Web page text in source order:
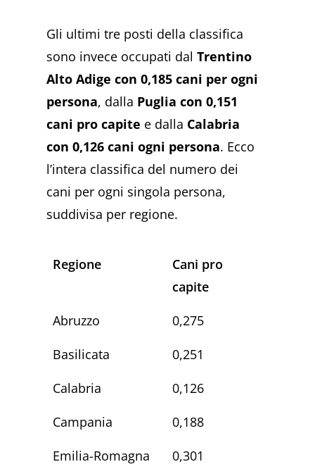
Gli ultimi tre posti della classifica
sono invece occupati dalTrentino
Alto Adige con 0,185 cani per ogni
persona, dalla Puglia con 0,151
cani pro capite e dalla Calabria
con0,126 cani ogni persona. Ecco
l’intera classifica del numero dei
cani per ogni singola persona,
suddivisa per regione.
Regione
Cani pro
capite
Abruzzo
0,275
Basilicata
0,251
Calabria
0,126
Campania
0,188
Emilia-Romagna
0,301